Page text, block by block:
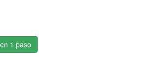
1 paso